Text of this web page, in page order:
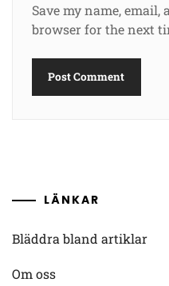
Save my name,
browser for the next
LÄNKAR
Bläddra bland artiklar
Om oss